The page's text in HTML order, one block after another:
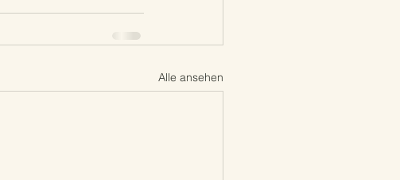
Alle ansehen